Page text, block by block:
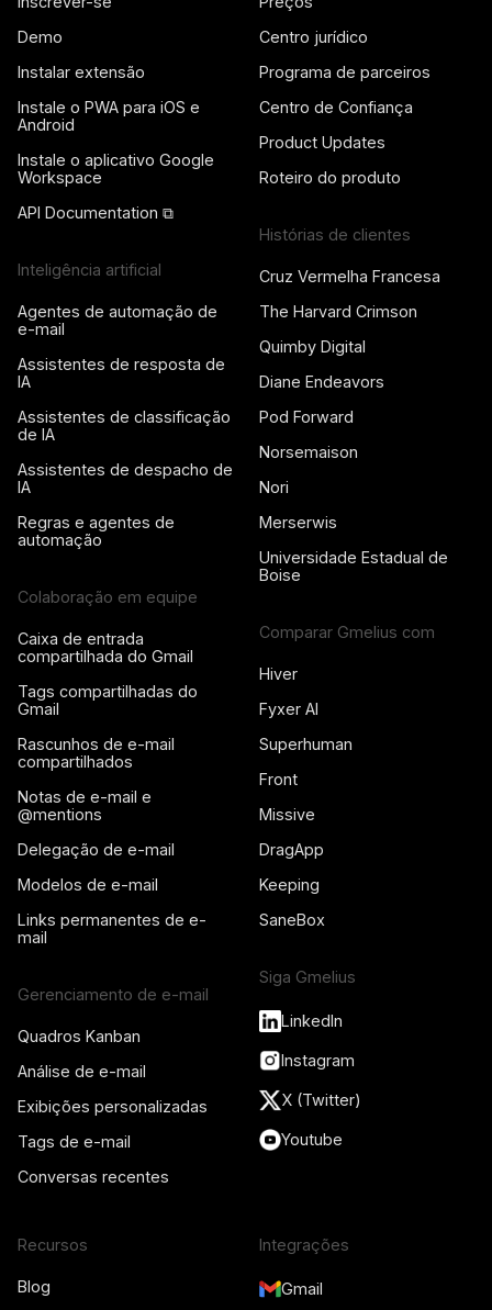
Demo
Instalar extensão
Instale o PWA para iOS e
Android
Instale o aplicativo Google
Workspace
API Documentation ⧉
Inteligência artificial
Agentes de automação de
e-mail
Assistentes de resposta de
IA
Assistentes de classificação
de IA
Assistentes de despacho de
IA
Regras e agentes de
automação
Colaboração em equipe
Caixa de entrada
compartilhada do Gmail
Tags compartilhadas do
Gmail
Rascunhos de e-mail
compartilhados
Notas de e-mail e
@mentions
Delegação de e-mail
Modelos de e-mail
Links permanentes de e-
mail
Gerenciamento de e-mail
Quadros Kanban
Análise de e-mail
Exibições personalizadas
Tags de e-mail
Conversas recentes
Centro jurídico
Programa de parceiros
Centro de Confiança
Product Updates
Roteiro do produto
Histórias de clientes
Cruz Vermelha Francesa
The Harvard Crimson
Quimby Digital
Diane Endeavors
Pod Forward
Norsemaison
Nori
Merserwis
Universidade Estadual de
Boise
Comparar Gmelius com
Hiver
Fyxer AI
Superhuman
Front
Missive
DragApp
Keeping
SaneBox
Siga Gmelius
LinkedIn
Instagram
X (Twitter)
Youtube
Recursos
Blog
Integrações
Gmail